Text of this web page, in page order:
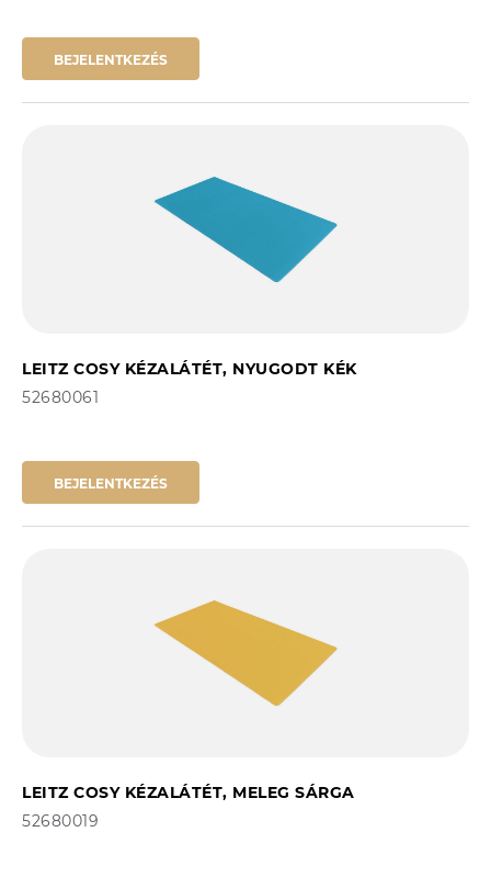
BEJELENTKEZÉS
LEITZ COSY KÉZALÁTÉT, NYUGODT KÉK
52680061
BEJELENTKEZÉS
LEITZ COSY KÉZALÁTÉT, MELEG SÁRGA
52680019